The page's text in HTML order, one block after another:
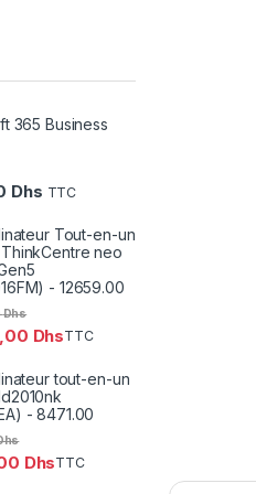
365 Business
Dhs TTC
Tout-en-un
neo
- 12659.00
Dhs
Dhs
TTC
tout-en-un
- 8471.00
DhsTTC